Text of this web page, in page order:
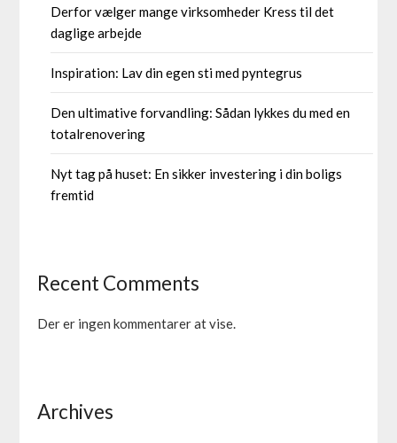
Derfor vælger mange virksomheder Kress til det
daglige arbejde
Inspiration: Lav din egen sti med pyntegrus
Den ultimative forvandling: Sådan lykkes du med en
totalrenovering
Nyt tag på huset: En sikker investering i din boligs
fremtid
Recent Comments
Der er ingen kommentarer at vise.
Archives